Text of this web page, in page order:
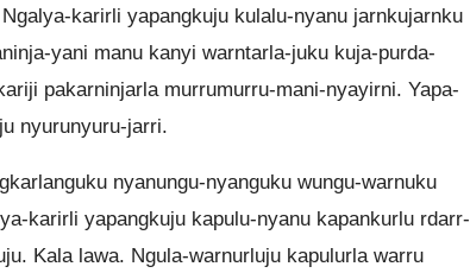
karirli yapangkuju kulalu-nyanu jarnkujarnku
yani manu kanyi warntarla-juku kuja-purda-
pakarninjarla murrumurru-mani-nyayirni. Yapa-
nyurunyuru-jarri.
nyanungu-nyanguku wungu-warnuku
karirli yapangkuju kapulu-nyanu kapankurlu rdarr-
Kala lawa. Ngula-warnurluju kapulurla warru